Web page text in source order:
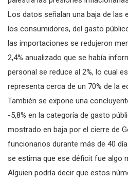
Los datos señalan una baja de las
los consumidores, del gasto
las importaciones se redujeron
2,4% anualizado que se había
personal se reduce al 2%, lo cual
representa cerca de un 70% de la
También se expone una
-5,8% en la categoría de gasto
mostrado en baja por el cierre de
funcionarios durante más de 40
se estima que ese déficit fue algo
Alguien podría decir que estos